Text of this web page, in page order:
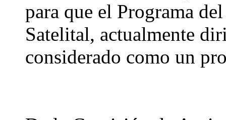
para que el Programa
Satelital, actualmente
considerado como un